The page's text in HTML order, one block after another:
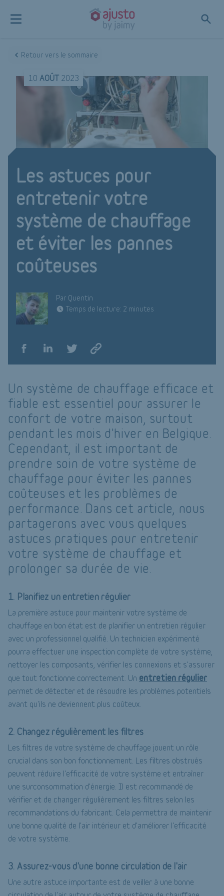
Retour vers le sommaire
10 AOÛT 2023
Les astuces pour
entretenir votre
système de chauffage
et éviter les pannes
coûteuses
Par Quentin
Temps de lecture: 2 minutes
Un système de chauffage efficace et
fiable est essentiel pour assurer le
confort de votre maison, surtout
pendant les mois d'hiver en Belgique.
Cependant, il est important de
prendre soin de votre système de
chauffage pour éviter les pannes
coûteuses et les problèmes de
performance. Dans cet article, nous
partagerons avec vous quelques
astuces pratiques pour entretenir
votre système de chauffage et
prolonger sa durée de vie.
1. Planifiez un entretien régulier
La première astuce pour maintenir votre système de
chauffage en bon état est de planifier un entretien régulier
avec un professionnel qualifié. Un technicien expérimenté
pourra effectuer une inspection complète de votre système,
nettoyer les composants, vérifier les connexions et s'assurer
que tout fonctionne correctement. Un entretien régulier
permet de détecter et de résoudre les problèmes potentiels
avant qu'ils ne deviennent plus coûteux.
2. Changez régulièrement les filtres
Les filtres de votre système de chauffage jouent un rôle
crucial dans son bon fonctionnement. Les filtres obstrués
peuvent réduire l'efficacité de votre système et entraîner
une surconsommation d'énergie. Il est recommandé de
vérifier et de changer régulièrement les filtres selon les
recommandations du fabricant. Cela permettra de maintenir
une bonne qualité de l'air intérieur et d'améliorer l'efficacité
de votre système.
3. Assurez-vous d'une bonne circulation de l'air
Une autre astuce importante est de veiller à une bonne